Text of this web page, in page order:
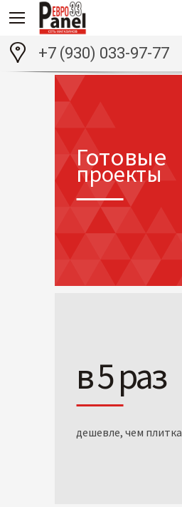
+7 (930) 033-97-77
Готовые
проекты
в 5 раз
дешевле, чем плитка